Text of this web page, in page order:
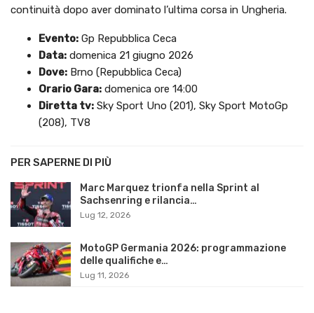
continuità dopo aver dominato l’ultima corsa in Ungheria.
Evento: Gp Repubblica Ceca
Data: domenica 21 giugno 2026
Dove: Brno (Repubblica Ceca)
Orario Gara: domenica ore 14:00
Diretta tv: Sky Sport Uno (201), Sky Sport MotoGp
(208), TV8
PER SAPERNE DI PIÙ
Marc Marquez trionfa nella Sprint al
Sachsenring e rilancia…
Lug 12, 2026
MotoGP Germania 2026: programmazione
delle qualifiche e…
Lug 11, 2026